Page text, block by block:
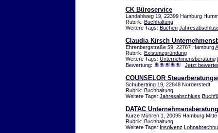
CK Büroservice
Landahlweg 19, 22399 Hamburg
Rubrik: Buchhaltung
Weitere Tags: Buchen
Claudia Kirsch
Ehrenbergstraße 59, 22767 Hamburg
Rubrik: Existenzgründung
Weitere Tags: Unternehmensberatung
Bewertung:
Jetzt
COUNSELOR
Schubertring 19, 22848 Norderstedt
Rubrik: Buchhaltung
Weitere Tags: Jahresabschluss
DATAC
Kurze Mühren 1, 20095 Hamburg Mitte
Rubrik: Buchhaltung
Weitere Tags: Insolvenz